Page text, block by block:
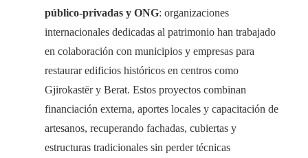
público-privadas y ONG: organizaciones
internacionales dedicadas al patrimonio han trabajado
en colaboración con municipios y empresas para
restaurar edificios históricos en centros como
Gjirokastër y Berat. Estos proyectos combinan
financiación externa, aportes locales y capacitación de
artesanos, recuperando fachadas, cubiertas y
estructuras tradicionales sin perder técnicas